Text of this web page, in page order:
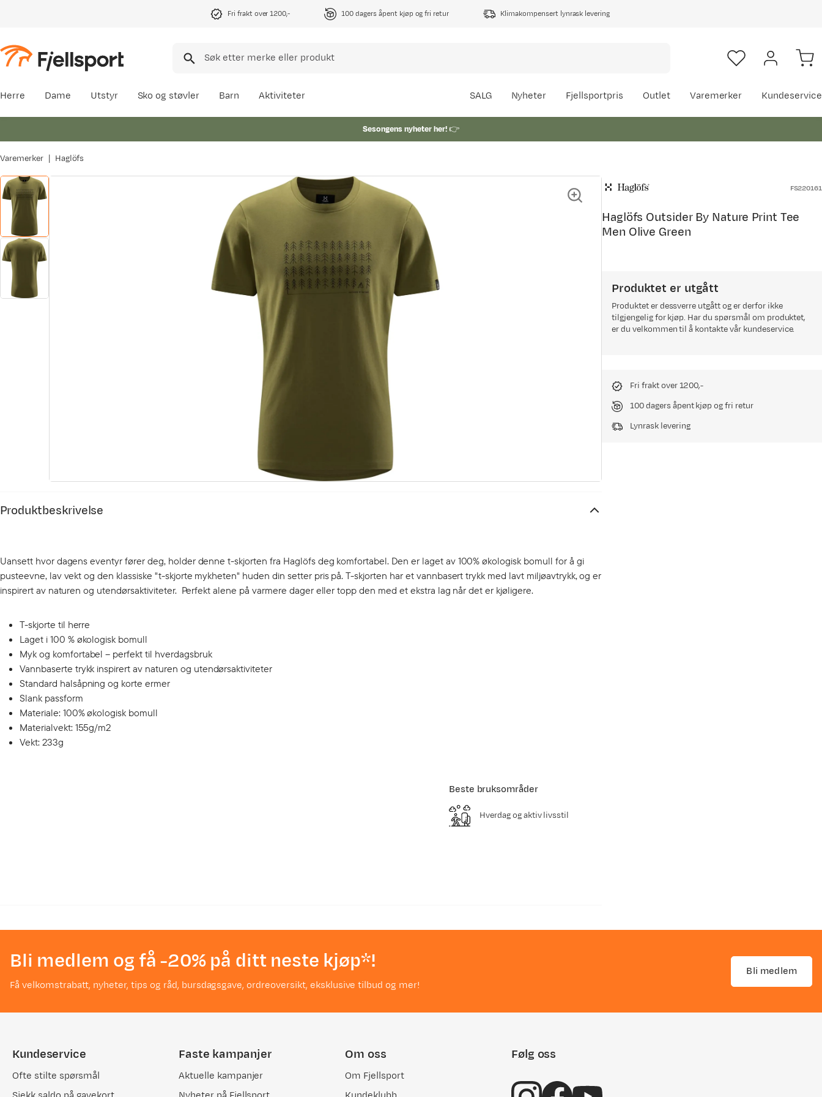
Fri frakt over 1200,- 100 dagers åpent kjøp og fri retur Klimakompensert lynrask levering
Herre Dame Utstyr Sko og støvler Barn Aktiviteter SALG Nyheter Fjellsportpris Outlet Varemerker Kundeservice
Sesongens nyheter her!👉
Varemerker Haglöfs
Produktbeskrivelse
Uansett hvor dagens eventyr fører deg, holder denne t-skjorten fra Haglöfs deg komfortabel. Den er laget av 100% økologisk bomull for å gi
pusteevne, lav vekt og den klassiske "t-skjorte mykheten" huden din setter pris på. T-skjorten har et vannbasert trykk med lavt miljøavtrykk, og er
inspirert av naturen og utendørsaktiviteter. Perfekt alene på varmere dager eller topp den med et ekstra lag når det er kjøligere.
T-skjorte til herre
Laget i 100 % økologisk bomull
Myk og komfortabel – perfekt til hverdagsbruk
Vannbaserte trykk inspirert av naturen og utendørsaktiviteter
Standard halsåpning og korte ermer
Slank passform
Materiale: 100% økologisk bomull
Materialvekt: 155g/m2
Vekt: 233g
Beste bruksområder
Hverdag og aktiv livsstil
FS220161
Haglöfs Outsider By Nature Print Tee
Men Olive Green
Produktet er utgått
Produktet er dessverre utgått og er derfor ikke
tilgjengelig for kjøp. Har du spørsmål om produktet,
er du velkommen til å kontakte vår kundeservice.
Fri frakt over 1200,-
100 dagers åpent kjøp og fri retur
Lynrask levering
Bli medlem og få -20% på ditt neste kjøp*!
Få velkomstrabatt, nyheter, tips og råd, bursdagsgave, ordreoversikt, eksklusive tilbud og mer!
Bli medlem
Kundeservice
Ofte stilte spørsmål
Faste kampanjer
Aktuelle kampanjer
Om oss
Om Fjellsport
Følg oss